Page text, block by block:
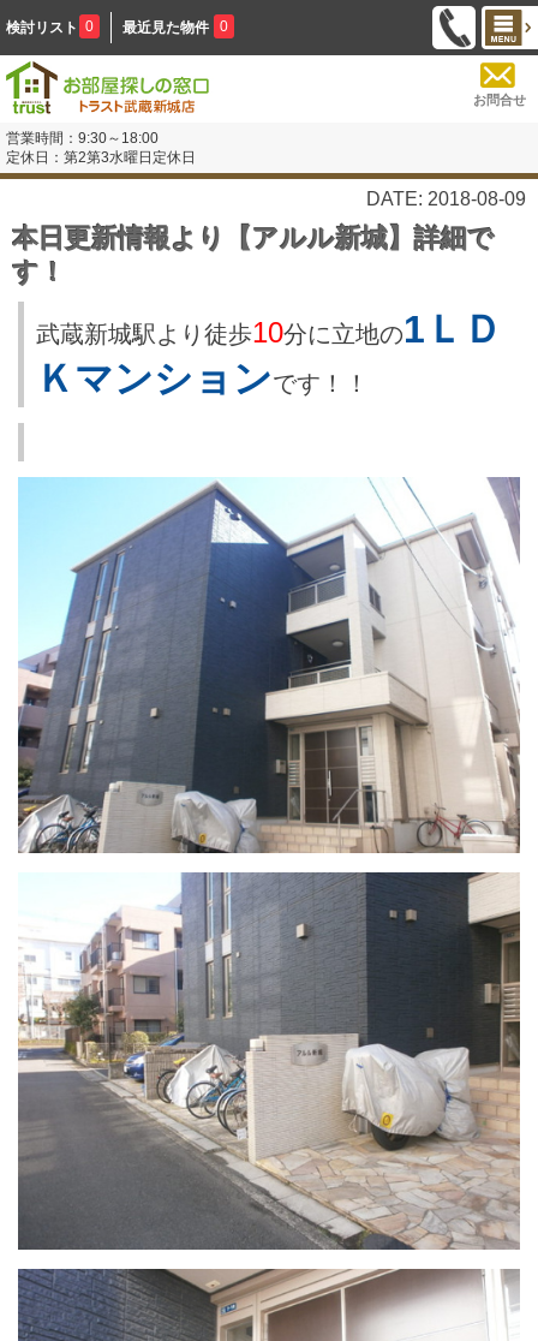
検討リスト 0 最近見た物件 0
お問合せ
営業時間：9:30～18:00
定休日：第2第3水曜日定休日
DATE: 2018-08-09
本日更新情報より【アルル新城】詳細で
す！
武蔵新城駅より徒歩10分に立地の1ＬＤ
Ｋマンションです！！